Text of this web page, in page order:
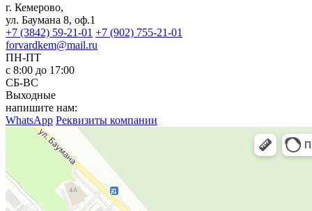
г. Кемерово,
ул. Баумана 8, оф.1
+7 (3842) 59-21-01 +7 (902) 755-21-01
forvardkem@mail.ru
ПН-ПТ
с 8:00 до 17:00
СБ-ВС
Выходные
напишите нам:
WhatsApp Реквизиты компании